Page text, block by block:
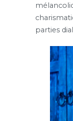
parties